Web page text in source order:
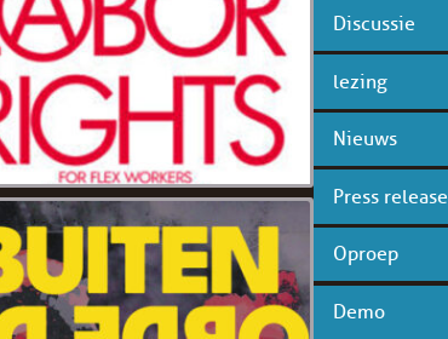
Discussie
lezing
Nieuws
Press release
Oproep
Demo